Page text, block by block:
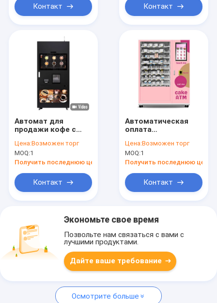
Контакт Контакт
Автомат для
продажи кофе с
чашкой кофе 32
дюйма
Цена:Возможен торг
MOQ:1
Получить последнюю цену
Контакт
Автоматическая
оплата
личности киоска
автомата
пирожного для
Цена:Возможен торг
MOQ:1
Получить последнюю цену
Контакт
Экономьте свое время
Позвольте нам связаться с вами с
лучшими продуктами.
Дайте ваше требование
Осмотрите больше